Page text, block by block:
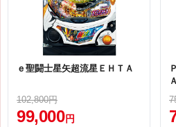
ｅ聖闘士星矢超流星ＥＨＴＡ
102,800円
99,000 円